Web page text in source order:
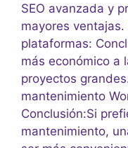
SEO avanzada y
mayores
plataformas:
más económico a
proyectos
mantenimiento
Conclusión:Si
mantenimiento,